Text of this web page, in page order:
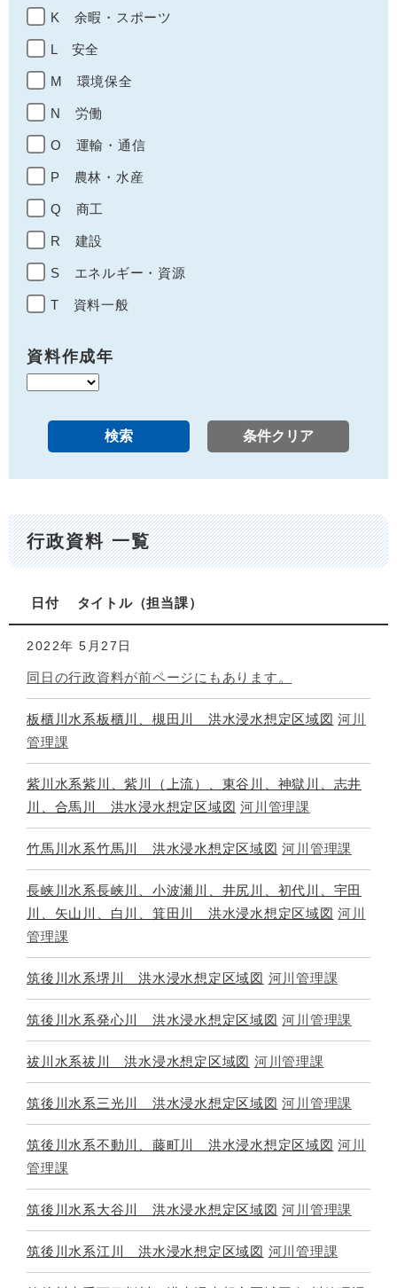
K 余暇・スポーツ
L 安全
M 環境保全
N 労働
O 運輸・通信
P 農林・水産
Q 商工
R 建設
S エネルギー・資源
T 資料一般
資料作成年
行政資料 一覧
日付 タイトル 担当課
2022年 5月27日
同日の行政資料が前ページにもあります。
板櫃川水系板櫃川、槻田川 洪水浸水想定区域図 河川
管理課
紫川水系紫川、紫川（上流）、東谷川、神獄川、志井
川、合馬川 洪水浸水想定区域図 河川管理課
竹馬川水系竹馬川 洪水浸水想定区域図 河川管理課
長峡川水系長峡川、小波瀬川、井尻川、初代川、宇田
川、矢山川、白川、箕田川 洪水浸水想定区域図 河川
管理課
筑後川水系堺川 洪水浸水想定区域図 河川管理課
筑後川水系発心川 洪水浸水想定区域図 河川管理課
祓川水系祓川 洪水浸水想定区域図 河川管理課
筑後川水系三光川 洪水浸水想定区域図 河川管理課
筑後川水系不動川、藤町川 洪水浸水想定区域図 河川
管理課
筑後川水系大谷川 洪水浸水想定区域図 河川管理課
筑後川水系江川 洪水浸水想定区域図 河川管理課